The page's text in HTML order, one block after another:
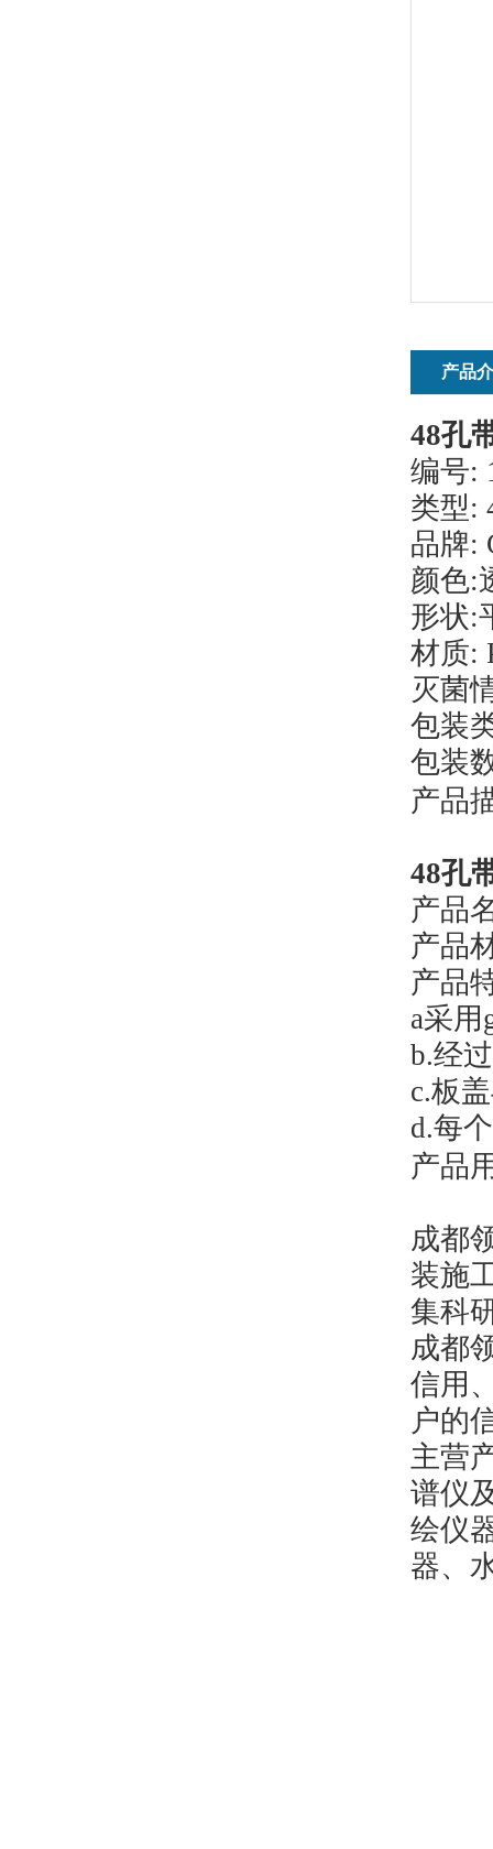
产品
48孔
编号:
类型:
品牌:
颜色:
形状:
材质:
灭菌
包装
包装
产品
48孔
产品
产品
产品
a采用
b.经
c.板
d.每
产品
成都
装施
集科
成都
信用
户的
主营
谱仪
绘仪
器、